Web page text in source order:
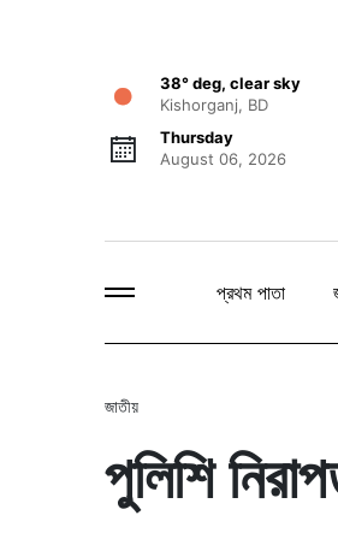
38° deg, clear sky
Kishorganj, BD
Thursday
August 06, 2026
প্রথম পাতা
জাতীয়
পুলিশি